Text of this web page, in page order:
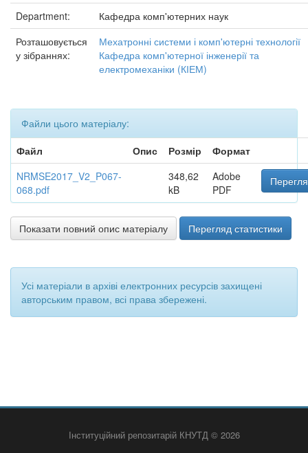
Department:
Кафедра комп'ютерних наук
Розташовується
у зібраннях:
Мехатронні системи і комп'ютерні технології
Кафедра комп'ютерної інженерії та
електромеханіки (КІЕМ)
Файли цього матеріалу:
Файл
Опис Розмір
Формат
NRMSE2017_V2_P067-
068.pdf
348,62
kB
Adobe
PDF
Показати повний опис матеріалу Перегляд статистики
Усі матеріали в архіві електронних ресурсів захищені
авторським правом, всі права збережені.
Інституційний репозитарій КНУТД © 2026